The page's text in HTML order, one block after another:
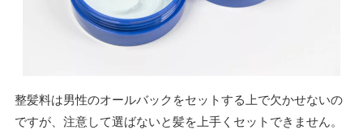
整髪料は男性のオールバックをセットする上で欠かせないの
ですが、注意して選ばないと髪を上手くセットできません。